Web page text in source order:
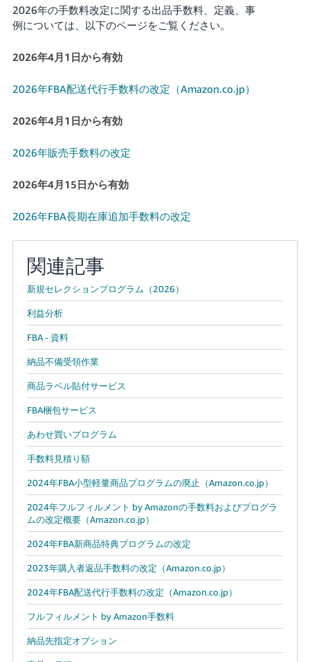
-
JP
English
さ
っ
く
始
る
2026年の手数料改定に関する出品手数料、定義、事
例については、以下のページをご覧ください。
2026年4月1日から有効
2026年FBA配送代行手数料の改定（Amazon.co.jp）
2026年4月1日から有効
2026年販売手数料の改定
2026年4月15日から有効
2026年FBA長期在庫追加手数料の改定
関連記事
新規セレクションプログラム（2026）
利益分析
FBA - 資料
納品不備受領作業
商品ラベル貼付サービス
FBA梱包サービス
あわせ買いプログラム
手数料見積り額
2024年FBA小型軽量商品プログラムの廃止（Amazon.co.jp）
2024年フルフィルメント by Amazonの手数料およびプログラ
ムの改定概要（Amazon.co.jp）
2024年FBA新商品特典プログラムの改定
2023年購入者返品手数料の改定（Amazon.co.jp）
2024年FBA配送代行手数料の改定（Amazon.co.jp）
フルフィルメント by Amazon手数料
納品先指定オプション